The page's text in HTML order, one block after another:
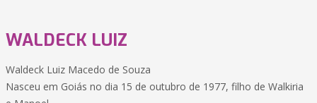
WALDECK LUIZ
Waldeck Luiz Macedo de Souza
Nasceu em Goiás no dia 15 de outubro de 1977, filho de Walkiria